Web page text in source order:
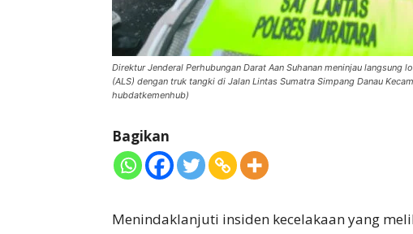
Direktur Jenderal Perhubungan Darat Aan Suhanan meninjau langsung
(ALS) dengan truk tangki di Jalan Lintas Sumatra Simpang Danau
hubdatkemenhub)
Bagikan
Menindaklanjuti insiden kecelakaan yang